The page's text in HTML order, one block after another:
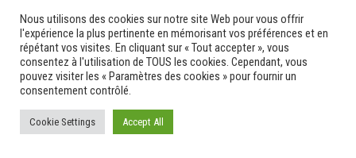
Vie Municipale
Viechere
vigilanceROUGE
Village artisanal
ville de la trinité
Nous utilisons des cookies sur notre site Web pour vous offrir
l'expérience la plus pertinente en mémorisant vos préférences et en
répétant vos visites. En cliquant sur « Tout accepter », vous
consentez à l'utilisation de TOUS les cookies. Cependant, vous
pouvez visiter les « Paramètres des cookies » pour fournir un
consentement contrôlé.
Cookie Settings Accept All